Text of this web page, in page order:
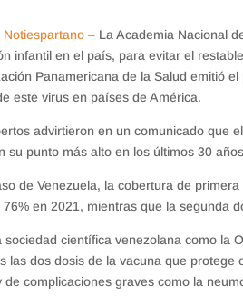
Notiespartano – La Academia Nacional
infantil en el país, para evitar el
Panamericana de la Salud emitió
este virus en países de América.
advirtieron en un comunicado que
su punto más alto en los últimos 30
de Venezuela, la cobertura de
76% en 2021, mientras que la segunda
sociedad científica venezolana como la
las dos dosis de la vacuna que
de complicaciones graves como la